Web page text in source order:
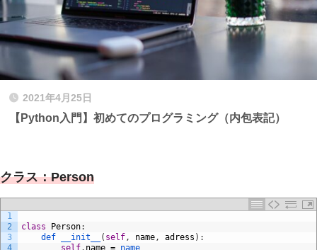
2021年4月25日
【Python入門】初めてのプログラミング（内包表記）
クラス：Person
1
2
3
4
class Person:
def
__init__ ( self , name , adress ) :
self. name = name